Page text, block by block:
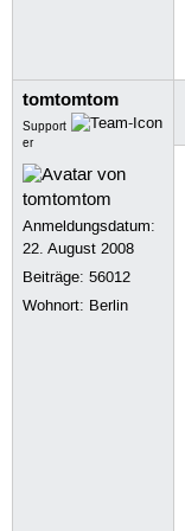
tomtomtom
Support
er
Anmeldungsdatum:
22. August 2008
Beiträge:56012
Wohnort: Berlin